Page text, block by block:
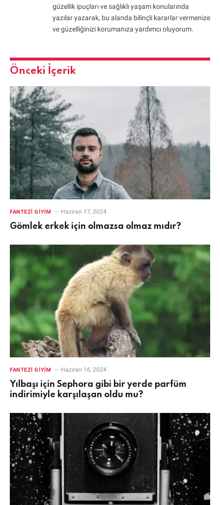
güzellik ipuçları ve sağlıklı yaşam konularında
yazılar yazarak, bu alanda bilinçli kararlar vermenize
ve güzelliğinizi korumanıza yardımcı oluyorum.
Önceki İçerik
FANTEZI GIYIM Haziran 17, 2024
Gömlek erkek için olmazsa olmaz mıdır?
FANTEZI GIYIM Haziran 16, 2024
Yılbaşı için Sephora gibi bir yerde parfüm
indirimiyle karşılaşan oldu mu?